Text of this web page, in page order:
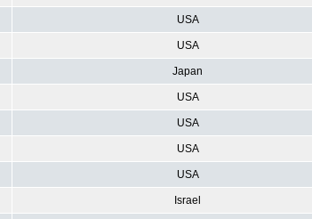
USA
USA
Japan
USA
USA
USA
USA
Israel